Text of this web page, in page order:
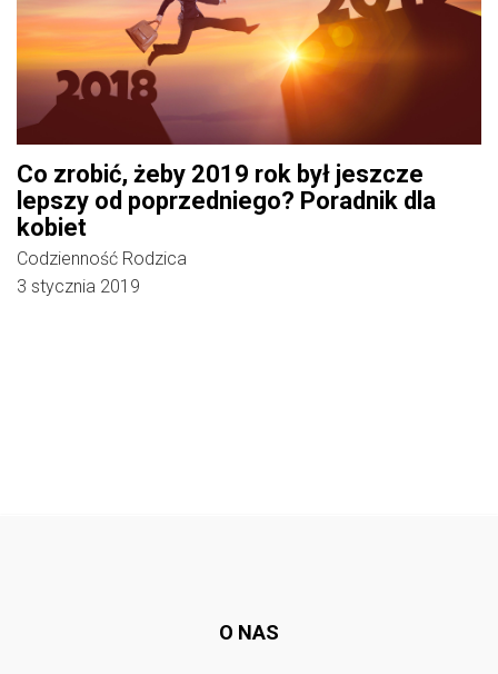
Co zrobić, żeby 2019 rok był jeszcze
lepszy od poprzedniego? Poradnik dla
kobiet
Codzienność Rodzica
3 stycznia 2019
O NAS